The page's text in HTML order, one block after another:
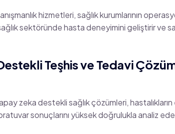
hizmetleri, sağlık kurumlarının
sektöründe hasta deneyimini geliştirir ve
Teşhis ve Tedavi
zeka destekli sağlık çözümleri,
sonuçlarını yüksek doğrulukla analiz